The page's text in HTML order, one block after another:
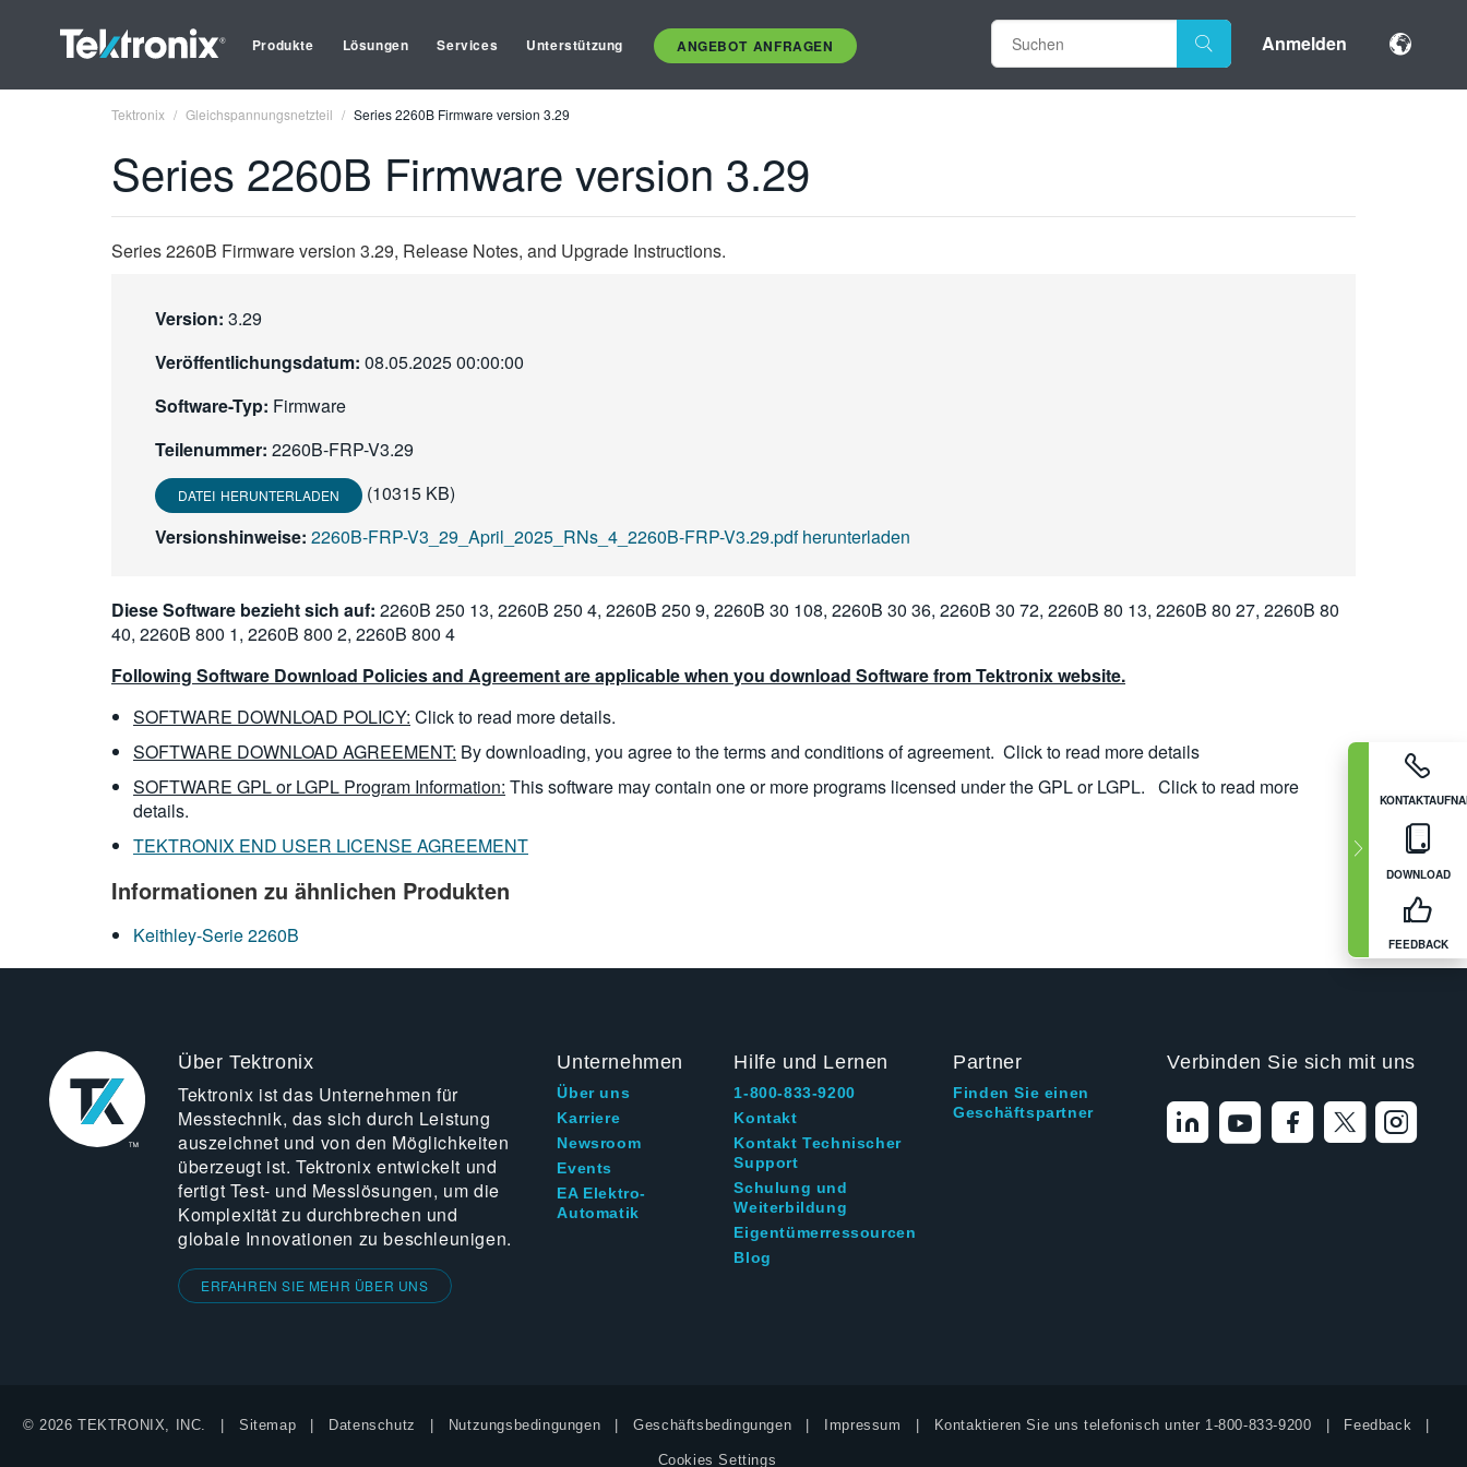
Produkte Lösungen Services Unterstützung ANGEBOT ANFRAGEN Anmelden
DOWNLOAD
FEEDBACK
Tektronix Gleichspannungsnetzteil Series 2260B Firmware version 3.29
Series 2260B Firmware version 3.29
Series 2260B Firmware version 3.29, Release Notes, and Upgrade Instructions.
Version: 3.29
Veröffentlichungsdatum: 08.05.2025 00:00:00
Software-Typ: Firmware
Teilenummer: 2260B-FRP-V3.29
DATEI HERUNTERLADEN
(10315 KB)
Versionshinweise: 2260B-FRP-V3_29_April_2025_RNs_4_2260B-FRP-V3.29.pdf herunterladen
Diese Software bezieht sich auf: 2260B 250 13, 2260B 250 4, 2260B 250 9, 2260B 30 108, 2260B 30 36, 2260B 30 72, 2260B 80 13, 2260B 80 27, 2260B 80
40, 2260B 800 1, 2260B 800 2, 2260B 800 4
Following Software Download Policies and Agreement are applicable when you download Software from Tektronix website.
SOFTWARE DOWNLOAD POLICY: Click to read more details.
SOFTWARE DOWNLOAD AGREEMENT: By downloading, you agree to the terms and conditions of agreement. Click to read more details
SOFTWARE GPL or LGPL Program Information: This software may contain one or more programs licensed under the GPL or LGPL. Click to read more
details.
TEKTRONIX END USER LICENSE AGREEMENT
Informationen zu ähnlichen Produkten
Keithley-Serie 2260B
Über Tektronix
Tektronix ist das Unternehmen für
Messtechnik, das sich durch Leistung
auszeichnet und von den Möglichkeiten
überzeugt ist. Tektronix entwickelt und
fertigt Test- und Messlösungen, um die
Komplexität zu durchbrechen und
globale Innovationen zu beschleunigen.
ERFAHREN SIE MEHR ÜBER UNS
Unternehmen
Über uns
Karriere
Newsroom
Events
EA Elektro-
Automatik
Hilfe und Lernen
1-800-833-9200
Kontakt
Kontakt Technischer
Support
Schulung und
Weiterbildung
Eigentümerressourcen
Blog
Partner
Finden Sie einen
Geschäftspartner
Verbinden Sie sich mit uns
© 2026 TEKTRONIX, INC. Sitemap Datenschutz Nutzungsbedingungen Geschäftsbedingungen Impressum Kontaktieren Sie uns telefonisch unter 1-800-833-9200 Feedback
Cookies Settings